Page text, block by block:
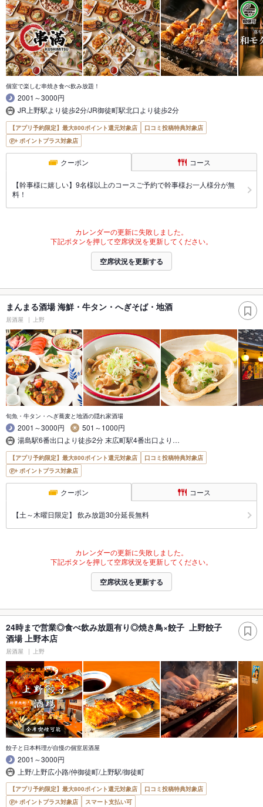
個室で楽しむ串焼き食べ飲み放題！
2001～3000円
JR上野駅より徒歩2分/JR御徒町駅北口より徒歩2分
【アプリ予約限定】最大800ポイント還元対象店
口コミ投稿特典対象店
ポイントプラス対象店
クーポン コース
【幹事様に嬉しい】9名様以上のコースご予約で幹事様お一人様分が無
料！
カレンダーの更新に失敗しました。
下記ボタンを押して空席状況を更新してください。
空席状況を更新する
まんまる酒場 海鮮・牛タン・へぎそば・地酒
居酒屋 上野
旬魚・牛タン・へぎ蕎麦と地酒の隠れ家酒場
2001～3000円
501～1000円
湯島駅6番出口より徒歩2分 末広町駅4番出口より…
【アプリ予約限定】最大800ポイント還元対象店
口コミ投稿特典対象店
ポイントプラス対象店
クーポン コース
【土～木曜日限定】 飲み放題30分延長無料
カレンダーの更新に失敗しました。
下記ボタンを押して空席状況を更新してください。
空席状況を更新する
24時まで営業◎食べ飲み放題有り◎焼き鳥×餃子 上野餃子
酒場 上野本店
居酒屋 上野
餃子と日本料理が自慢の個室居酒屋
2001～3000円
上野/上野広小路/仲御徒町/上野駅/御徒町
【アプリ予約限定】最大800ポイント還元対象店
口コミ投稿特典対象店
ポイントプラス対象店
スマート支払い可